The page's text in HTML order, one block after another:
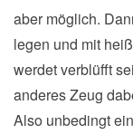
aber möglich.
legen und mit
werdet verblüfft
anderes Zeug
Also unbedingt